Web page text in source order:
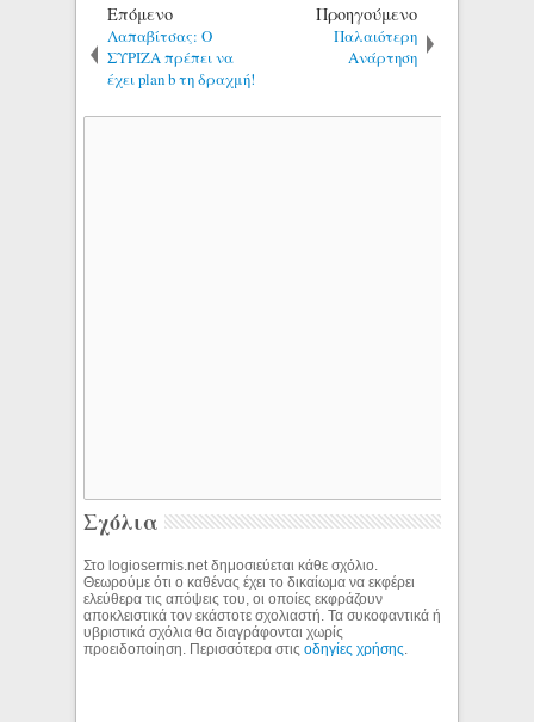
Επόμενο
Λαπαβίτσας: Ο
ΣΥΡΙΖΑ πρέπει να
έχει plan b τη δραχμή!
Προηγούμενο
Παλαιότερη
Ανάρτηση
Σχόλια
Στο logiosermis.net δημοσιεύεται κάθε σχόλιο.
Θεωρούμε ότι ο καθένας έχει το δικαίωμα να εκφέρει
ελεύθερα τις απόψεις του, οι οποίες εκφράζουν
αποκλειστικά τον εκάστοτε σχολιαστή. Τα συκοφαντικά ή
υβριστικά σχόλια θα διαγράφονται χωρίς
προειδοποίηση. Περισσότερα στιςοδηγίες χρήσης.